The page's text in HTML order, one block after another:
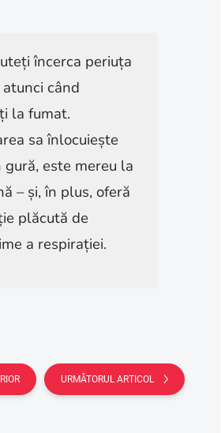
încerca periuța
când
la fumat.
sa înlocuiește
este mereu la
– și, în plus, oferă
plăcută de
a respirației.
URMĂTORUL ARTICOL